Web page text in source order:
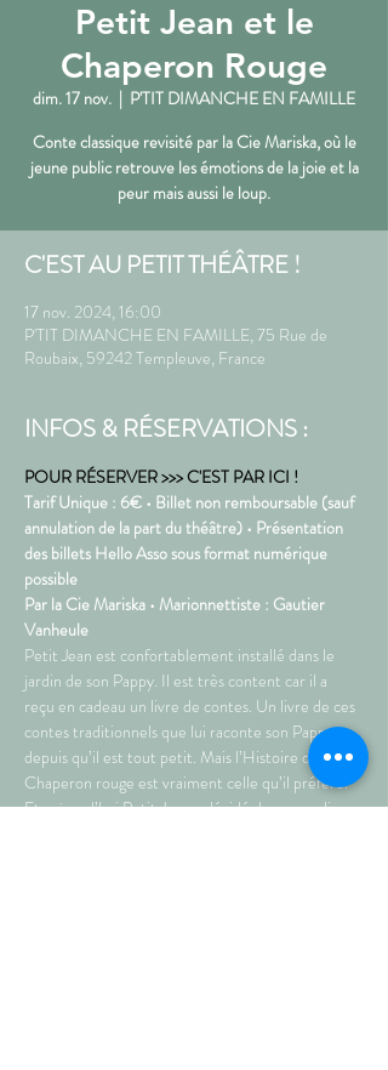
Petit Jean et le
Chaperon Rouge
dim. 17 nov.
  |
P'TIT DIMANCHE EN FAMILLE
Conte classique revisité par la Cie Mariska, où le
jeune public retrouve les émotions de la joie et la
peur mais aussi le loup.
C'EST AU PETIT THÉÂTRE !
17 nov. 2024, 16:00
P'TIT DIMANCHE EN FAMILLE, 75 Rue de
Roubaix, 59242 Templeuve, France
INFOS & RÉSERVATIONS :
POUR RÉSERVER >>> C'EST PAR ICI !
Tarif Unique : 6€ • Billet non remboursable (sauf
annulation de la part du théâtre) • Présentation
des billets Hello Asso sous format numérique
possible
Par la Cie Mariska • Marionnettiste : Gautier
Vanheule
Petit Jean est confortablement installé dans le
jardin de son Pappy. Il est très content car il a
reçu en cadeau un livre de contes. Un livre de ces
contes traditionnels que lui raconte son Pappy
depuis qu’il est tout petit. Mais l’Histoire du Petit
Chaperon rouge est vraiment celle qu’il préfère.
Et aujourd’hui Petit Jean a décidé de nous relire